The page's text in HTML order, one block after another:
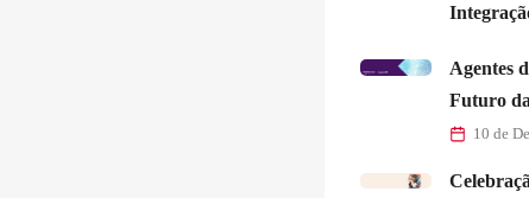
Agentes
Futuro
10 de